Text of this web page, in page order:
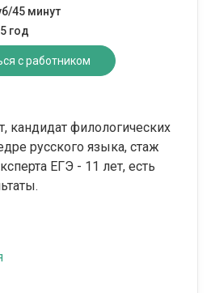
45 минут
год
с работником
кандидат филологических
русского языка, стаж
ЕГЭ - 11 лет, есть